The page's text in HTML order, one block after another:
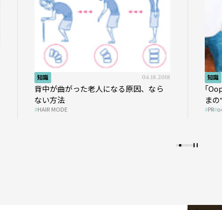
知識 04.18.2018
背中が曲がった老人になる原因、なら
ない方法
HAIR MODE
知識
｢
ま
う
PR